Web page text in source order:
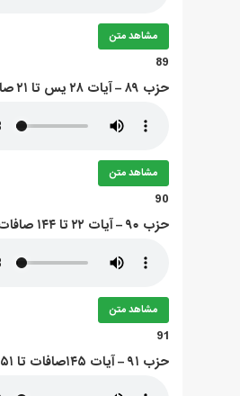
مشاهد متن
89
حزب ۸۹ – آيات ۲۸ يس تا ۲۱ صافات
مشاهد متن
90
حزب ۹۰ – آيات ۲۲ تا ۱۴۴ صافات
مشاهد متن
91
حزب ۹۱ – آيات ۱۴۵صافات تا ۵۱ ص